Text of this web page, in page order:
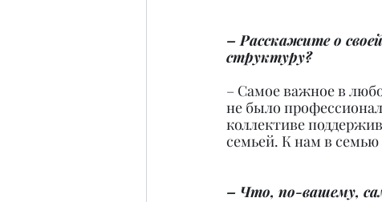
– Расскажите о
структуру?
– Самое важное в
не было
коллективе
семьей. К нам в
– Что, по-вашему,